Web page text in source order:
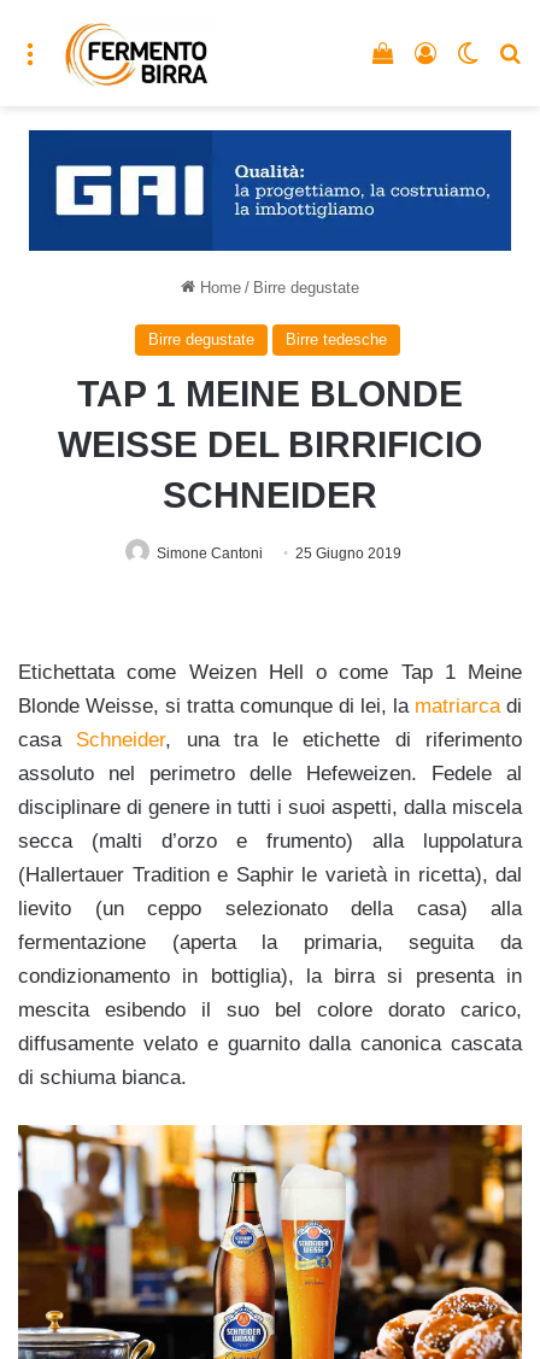
Menu Accedi
Vedi il carrello
Home / Birre degustate
Birre degustate Birre tedesche
TAP 1 MEINE BLONDE
WEISSE DEL BIRRIFICIO
SCHNEIDER
Simone Cantoni 25 Giugno 2019
Etichettata come Weizen Hell o come Tap 1 Meine
Blonde Weisse, si tratta comunque di lei, la matriarcadi
casa Schneider, una tra le etichette di riferimento
assoluto nel perimetro delle Hefeweizen. Fedele al
disciplinare di genere in tutti i suoi aspetti, dalla miscela
secca (malti d’orzo e frumento) alla luppolatura
(Hallertauer Tradition e Saphir le varietà in ricetta), dal
lievito (un ceppo selezionato della casa) alla
fermentazione (aperta la primaria, seguita da
condizionamento in bottiglia), la birra si presenta in
mescita esibendo il suo bel colore dorato carico,
diffusamente velato e guarnito dalla canonica cascata
di schiuma bianca.